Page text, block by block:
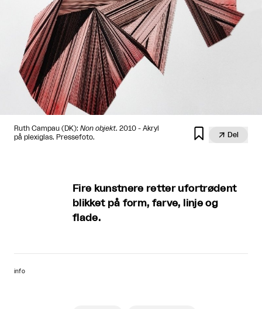
Ruth Campau (DK): Non objekt. 2010 - Akryl
på plexiglas. Pressefoto.
  Del
Fire kunstnere retter ufortrødent
blikket på form, farve, linje og
flade.
info